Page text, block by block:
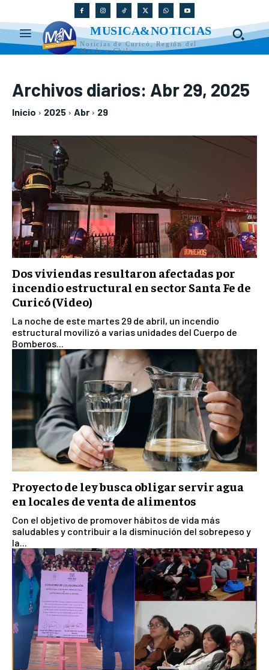
MUSICA&NOTICIAS
Noticias de Curicó, Región del
Maule y Chile
Archivos diarios: Abr 29, 2025
Inicio 2025 Abr 29
Dos viviendas resultaron afectadas por
incendio estructural en sector Santa Fe de
Curicó (Video)
La noche de este martes 29 de abril, un incendio
estructural movilizó a varias unidades del Cuerpo de
Bomberos...
Proyecto de ley busca obligar servir agua
en locales de venta de alimentos
Con el objetivo de promover hábitos de vida más
saludables y contribuir a la disminución del sobrepeso y
la...